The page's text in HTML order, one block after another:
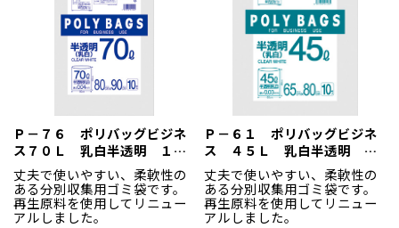
Ｐ－７６ ポリバッグビジネ
ス７０Ｌ 乳白半透明 １０
枚
丈夫で使いやすい、柔軟性の
ある分別収集用ゴミ袋です。
再生原料を使用してリニュー
アルしました。
Ｐ－６１ ポリバッグビジネ
ス ４５Ｌ 乳白半透明 １
０枚
丈夫で使いやすい、柔軟性の
ある分別収集用ゴミ袋です。
再生原料を使用してリニュー
アルしました。